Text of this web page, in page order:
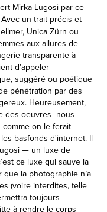
Mïrka Lugosi par ce
Avec un trait précis et
Unica Zürn ou
aux allures de
transparente à
d’appeler
suggéré ou poétique
pénétration par des
Heureusement,
des oeuvres nous
on le ferait
basfonds d'internet. Il
— un luxe de
ce luxe qui sauve la
la photographie n’a
(voire interdites, telle
toujours
à rendre le corps